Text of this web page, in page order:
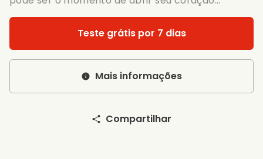
Teste grátis por 7 dias
Mais informações
Compartilhar